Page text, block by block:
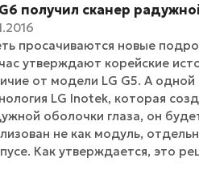
получил сканер
просачиваются новые
утверждают корейские
от модели LG G5. А
LG Inotek, которая
оболочки глаза, он
не как модуль,
Как утверждается, это